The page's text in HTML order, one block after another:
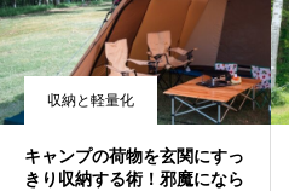
収納と軽量化
キャンプの荷物を玄関にすっ
きり収納する術！邪魔になら